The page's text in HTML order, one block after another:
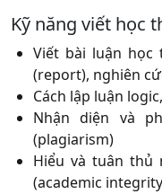
Kỹ năng viết học
Viết bài luận học
(report), nghiên
Cách lập luận
Nhận diện và
(plagiarism)
Hiểu và tuân thủ
(academic